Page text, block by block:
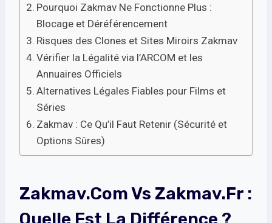
Pourquoi Zakmav Ne Fonctionne Plus :
Blocage et Déréférencement
Risques des Clones et Sites Miroirs Zakmav
Vérifier la Légalité via l’ARCOM et les
Annuaires Officiels
Alternatives Légales Fiables pour Films et
Séries
Zakmav : Ce Qu’il Faut Retenir (Sécurité et
Options Sûres)
Zakmav.com Vs Zakmav.fr :
Quelle Est La Différence ?